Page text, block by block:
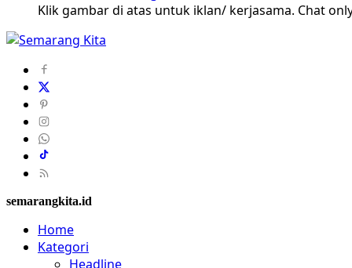
Klik gambar di atas untuk iklan/ kerjasama. Chat
semarangkita.id
Home
Kategori
Headline